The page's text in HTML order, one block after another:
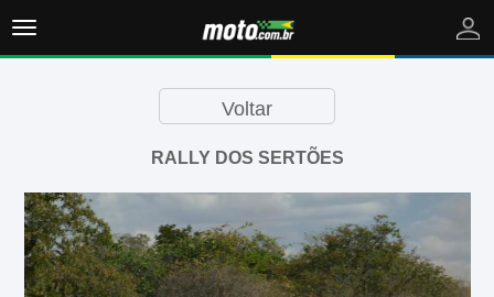
Toggle
navigation
Notícias
Voltar
RALLY DOS SERTÕES